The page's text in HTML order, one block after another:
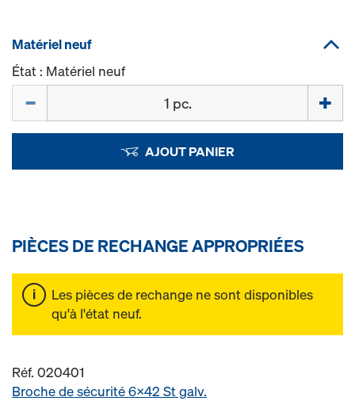
Matériel neuf
État : Matériel neuf
AJOUT PANIER
PIÈCES DE RECHANGE APPROPRIÉES
Les pièces de rechange ne sont disponibles
qu'à l'état neuf.
Réf. 020401
Broche de sécurité 6x42 St galv.